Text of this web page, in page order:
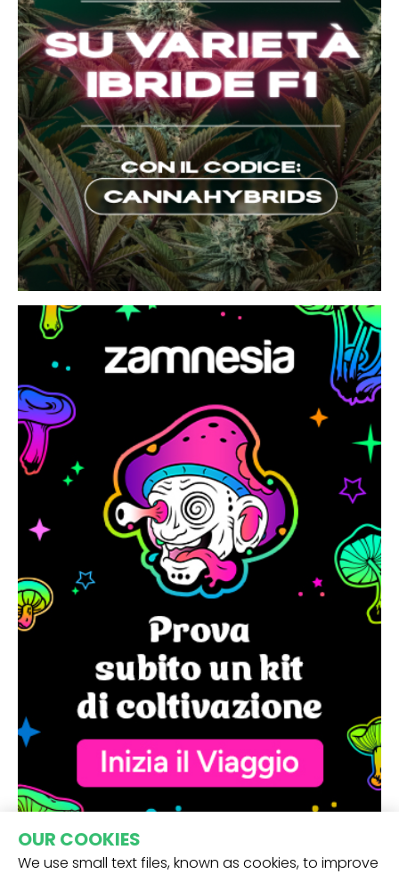
OUR COOKIES
We use small text files, known as cookies, to improve